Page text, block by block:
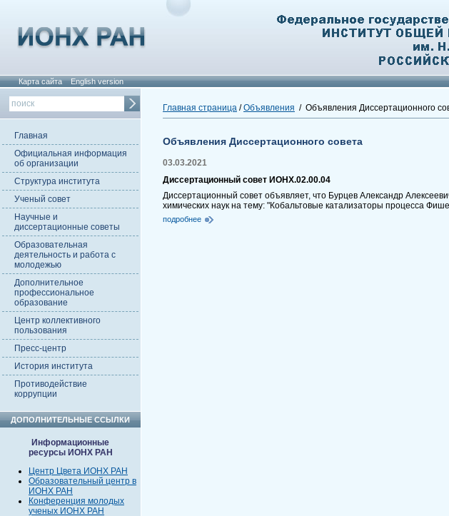
Карта сайта English version
Главная
Официальная информация
об организации
Структура института
Ученый совет
Научные и
диссертационные советы
Образовательная
деятельность и работа с
молодежью
Дополнительное
профессиональное
образование
Центр коллективного
пользования
Пресс-центр
История института
Противодействие
коррупции
ДОПОЛНИТЕЛЬНЫЕ ССЫЛКИ
Информационные
ресурсы ИОНХ РАН
Центр Цвета ИОНХ РАН
Образовательный центр в
ИОНХ РАН
Конференция молодых
ученых ИОНХ РАН
Главная страница /Объявления / Объявления Диссертационного
Объявления Диссертационного совета
03.03.2021
Диссертационный совет ИОНХ.02.00.04
Диссертационный совет объявляет, что Бурцев Александр
химических наук на тему: "Кобальтовые катализаторы процесса
подробнее